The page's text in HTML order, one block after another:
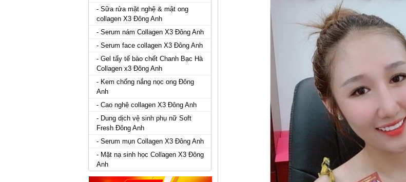
- Sữa rửa mặt nghệ & mật ong
collagen X3 Đông Anh
- Serum nám Collagen X3 Đông Anh
- Serum face collagen X3 Đông Anh
- Gel tẩy tế bào chết Chanh Bạc Hà
Collagen x3 Đông Anh
- Kem chống nắng nọc ong Đông
Anh
- Cao nghệ collagen X3 Đông Anh
- Dung dịch vệ sinh phụ nữ Soft
Fresh Đông Anh
- Serum mụn Collagen X3 Đông Anh
- Mặt nạ sinh học Collagen X3 Đông
Anh